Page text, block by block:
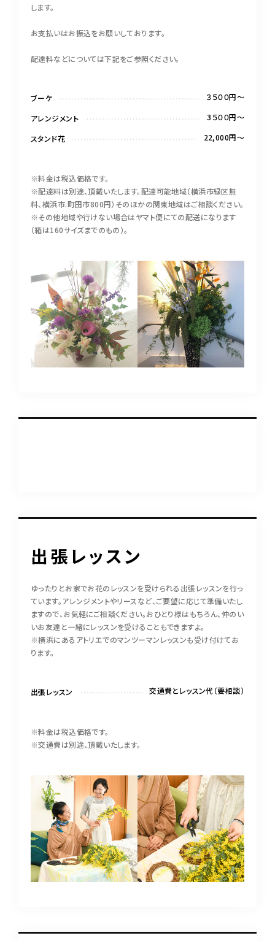
します。
お支払いはお振込をお願いしております。
配達料などについては下記をご参照ください。
ブーケ ３５００円～
アレンジメント 3５００円〜
スタンド花 22,000円～
※料金は税込価格です。
※配達料は別途、頂戴いたします。配達可能地域（横浜市緑区無
料、横浜市.町田市800円）そのほかの関東地域はご相談ください。
※その他地域や行けない場合はヤマト便にての配送になります
（箱は160サイズまでのもの）。
出張レッスン
ゆったりとお家でお花のレッスンを受けられる出張レッスンを行っ
ています。アレンジメントやリースなど、ご要望に応じて準備いたし
ますので、お気軽にご相談ください。おひとり様はもちろん、仲のい
いお友達と一緒にレッスンを受けることもできますよ。
※横浜にあるアトリエでのマンツーマンレッスンも受け付けてお
ります。
出張レッスン 交通費とレッスン代（要相談）
※料金は税込価格です。
※交通費は別途、頂戴いたします。